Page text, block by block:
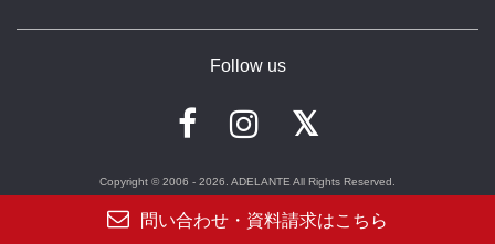
Follow us
Copyright © 2006 - 2026. ADELANTE All Rights Reserved.
問い合わせ・資料請求はこちら